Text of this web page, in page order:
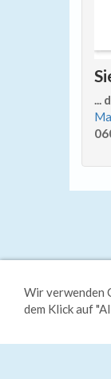
...
Wir verwenden
dem Klick auf